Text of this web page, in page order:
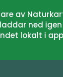
av
ned
lokalt i